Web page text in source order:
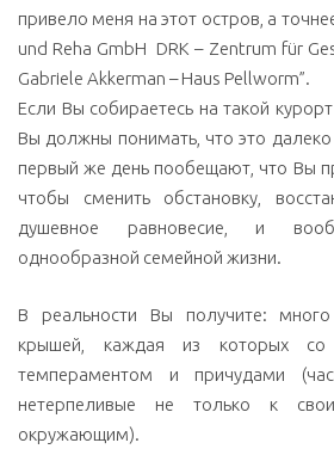
привело меня на этот остров, а
und Reha GmbH DRK – Zentrum für
Gabriele Akkerman – Haus Pellworm”.
Если Вы собираетесь на такой
Вы должны понимать, что это
первый же день пообещают, что Вы
чтобы сменить обстановку,
душевное равновесие, и
однообразной семейной жизни.
В реальности Вы получите:
крышей, каждая из которых со
темпераментом и причудами
нетерпеливые не только к
окружающим).